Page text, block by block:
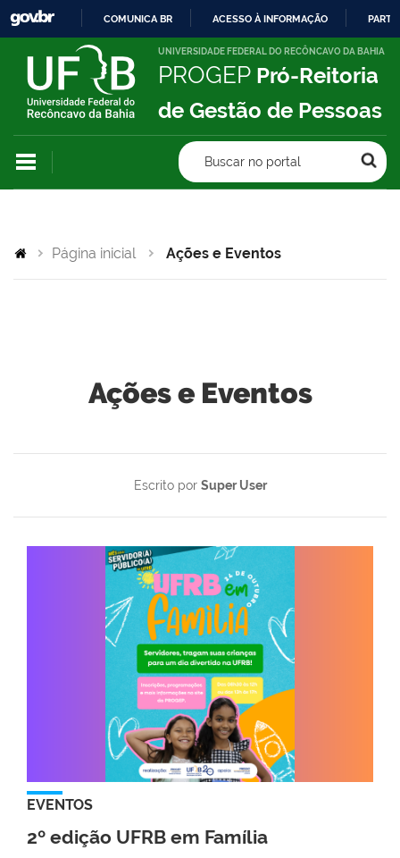
IR
PARA
CONTEÚDO
COMUNICA BR ACESSO À INFORMAÇÃO
UNIVERSIDADE FEDERAL DO RECÔNCAVO DA BAHIA
PROGEP Pró-Reitoria
de Gestão de Pessoas
Buscar no portal
Página inicial Ações e Eventos
Ações e Eventos
Escrito por Super User
EVENTOS
2º edição UFRB em Família